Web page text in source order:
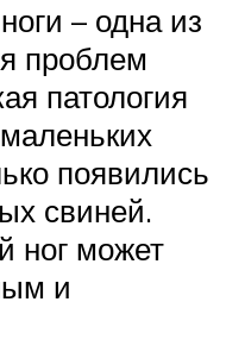
– одна из
проблем
патология
появились
свиней.
ног может
и